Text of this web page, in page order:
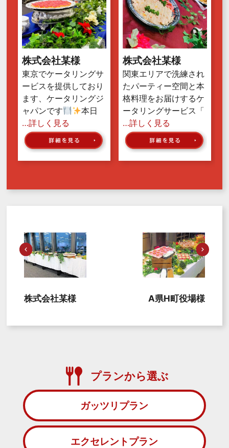
株式会社某様
東京でケータリングサ
ービスを提供しており
ます、ケータリングジ
ャパンです
本日
…詳しく見る
株式会社某様
関東エリアで洗練され
たパーティー空間と本
格料理をお届けするケ
ータリングサービス「
…詳しく見る
株式会社某様 A県H町役場様
プランから選ぶ
ガッツリプラン
エクセレントプラン